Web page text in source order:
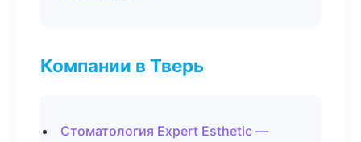
Компании в Тверь
Стоматология Expert Esthetic —